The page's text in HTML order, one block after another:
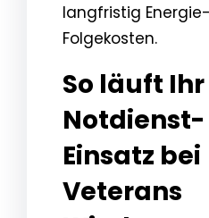
langfristig
Folgekosten.
So läuft Ihr
Notdienst-
Einsatz bei
Veterans